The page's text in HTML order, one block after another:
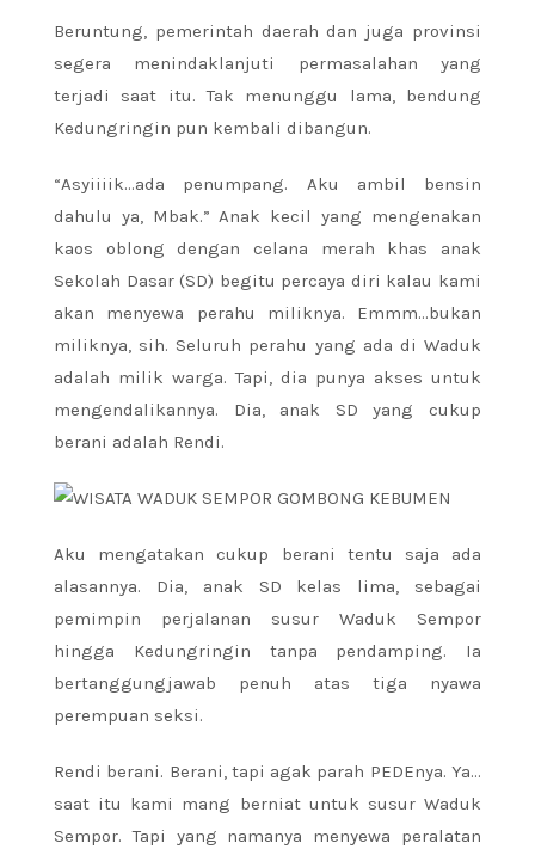
Beruntung, pemerintah daerah dan juga provinsi
segera menindaklanjuti permasalahan yang
terjadi saat itu. Tak menunggu lama, bendung
Kedungringin pun kembali dibangun.
“Asyiiiik…ada penumpang. Aku ambil bensin
dahulu ya, Mbak.” Anak kecil yang mengenakan
kaos oblong dengan celana merah khas anak
Sekolah Dasar (SD) begitu percaya diri kalau kami
akan menyewa perahu miliknya. Emmm…bukan
miliknya, sih. Seluruh perahu yang ada di Waduk
adalah milik warga. Tapi, dia punya akses untuk
mengendalikannya. Dia, anak SD yang cukup
berani adalah Rendi.
Aku mengatakan cukup berani tentu saja ada
alasannya. Dia, anak SD kelas lima, sebagai
pemimpin perjalanan susur Waduk Sempor
hingga Kedungringin tanpa pendamping. Ia
bertanggungjawab penuh atas tiga nyawa
perempuan seksi.
Rendi berani. Berani, tapi agak parah PEDEnya. Ya…
saat itu kami mang berniat untuk susur Waduk
Sempor. Tapi yang namanya menyewa peralatan